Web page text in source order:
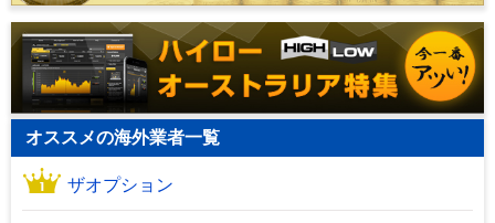
オススメの海外業者一覧
ザオプション